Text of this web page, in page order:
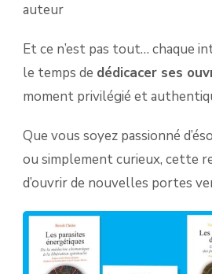
auteur
Et ce n’est pas tout… chaque
le temps de dédicacer ses
moment privilégié et
Que vous soyez passionné
ou simplement curieux, cette
d’ouvrir de nouvelles portes